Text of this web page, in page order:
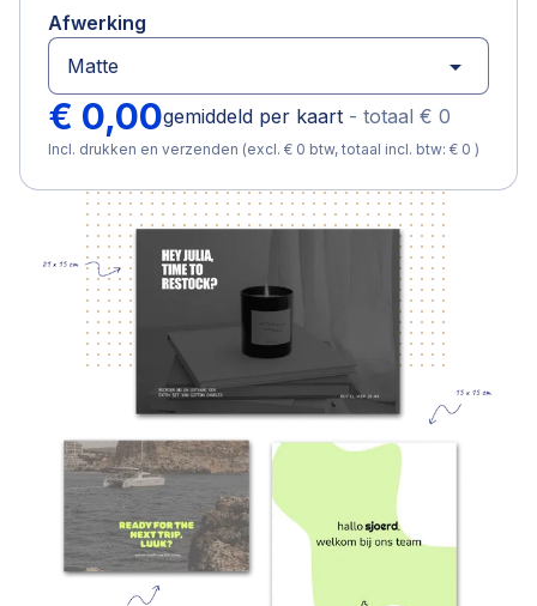
Afwerking
arrow_drop_down
€ 0,00gemiddeld per kaart - totaal € 0
Incl. drukken en verzenden (excl. € 0 btw, totaal incl. btw: € 0 )